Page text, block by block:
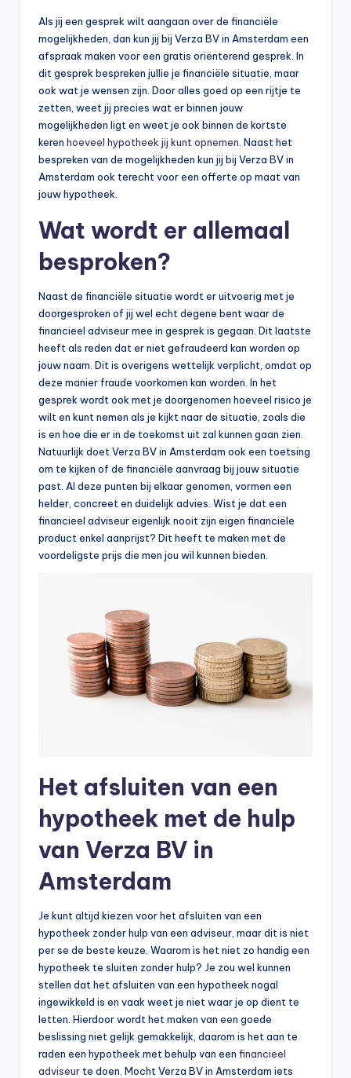
Als jij een gesprek wilt aangaan over de financiële
mogelijkheden, dan kun jij bij Verza BV in Amsterdam een
afspraak maken voor een gratis oriënterend gesprek. In
dit gesprek bespreken jullie je financiële situatie, maar
ook wat je wensen zijn. Door alles goed op een rijtje te
zetten, weet jij precies wat er binnen jouw
mogelijkheden ligt en weet je ook binnen de kortste
keren hoeveel hypotheek jij kunt opnemen . Naast het
bespreken van de mogelijkheden kun jij bij Verza BV in
Amsterdam ook terecht voor een offerte op maat van
jouw hypotheek.
Wat wordt er allemaal
besproken?
Naast de financiële situatie wordt er uitvoerig met je
doorgesproken of jij wel echt degene bent waar de
financieel adviseur mee in gesprek is gegaan. Dit laatste
heeft als reden dat er niet gefraudeerd kan worden op
jouw naam. Dit is overigens wettelijk verplicht, omdat op
deze manier fraude voorkomen kan worden. In het
gesprek wordt ook met je doorgenomen hoeveel risico je
wilt en kunt nemen als je kijkt naar de situatie, zoals die
is en hoe die er in de toekomst uit zal kunnen gaan zien.
Natuurlijk doet Verza BV in Amsterdam ook een toetsing
om te kijken of de financiële aanvraag bij jouw situatie
past. Al deze punten bij elkaar genomen, vormen een
helder, concreet en duidelijk advies. Wist je dat een
financieel adviseur eigenlijk nooit zijn eigen financiële
product enkel aanprijst? Dit heeft te maken met de
voordeligste prijs die men jou wil kunnen bieden.
Het afsluiten van een
hypotheek met de hulp
van Verza BV in
Amsterdam
Je kunt altijd kiezen voor het afsluiten van een
hypotheek zonder hulp van een adviseur, maar dit is niet
per se de beste keuze. Waarom is het niet zo handig een
hypotheek te sluiten zonder hulp? Je zou wel kunnen
stellen dat het afsluiten van een hypotheek nogal
ingewikkeld is en vaak weet je niet waar je op dient te
letten. Hierdoor wordt het maken van een goede
beslissing niet gelijk gemakkelijk, daarom is het aan te
raden een hypotheek met behulp van een financieel
adviseur te doen. Mocht Verza BV in Amsterdam iets